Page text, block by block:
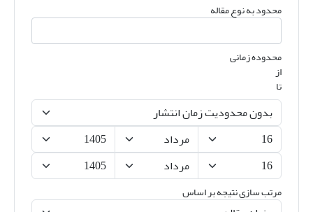
محدود به نوع مقاله
محدوده زمانی
از
تا
مرتب سازی نتیجه بر اساس